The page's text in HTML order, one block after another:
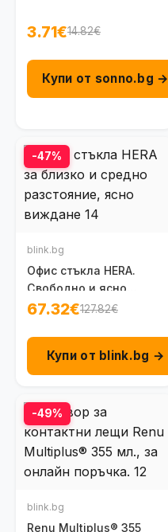
3.71€14.82€
Купи от sonno.bg →
-47%
blink.bg
Офис стъкла HERA.
Свободно и ясно
виждане за близко и
67.32€127.82€
Купи от blink.bg →
-49%
blink.bg
Renu Multiplus® 355